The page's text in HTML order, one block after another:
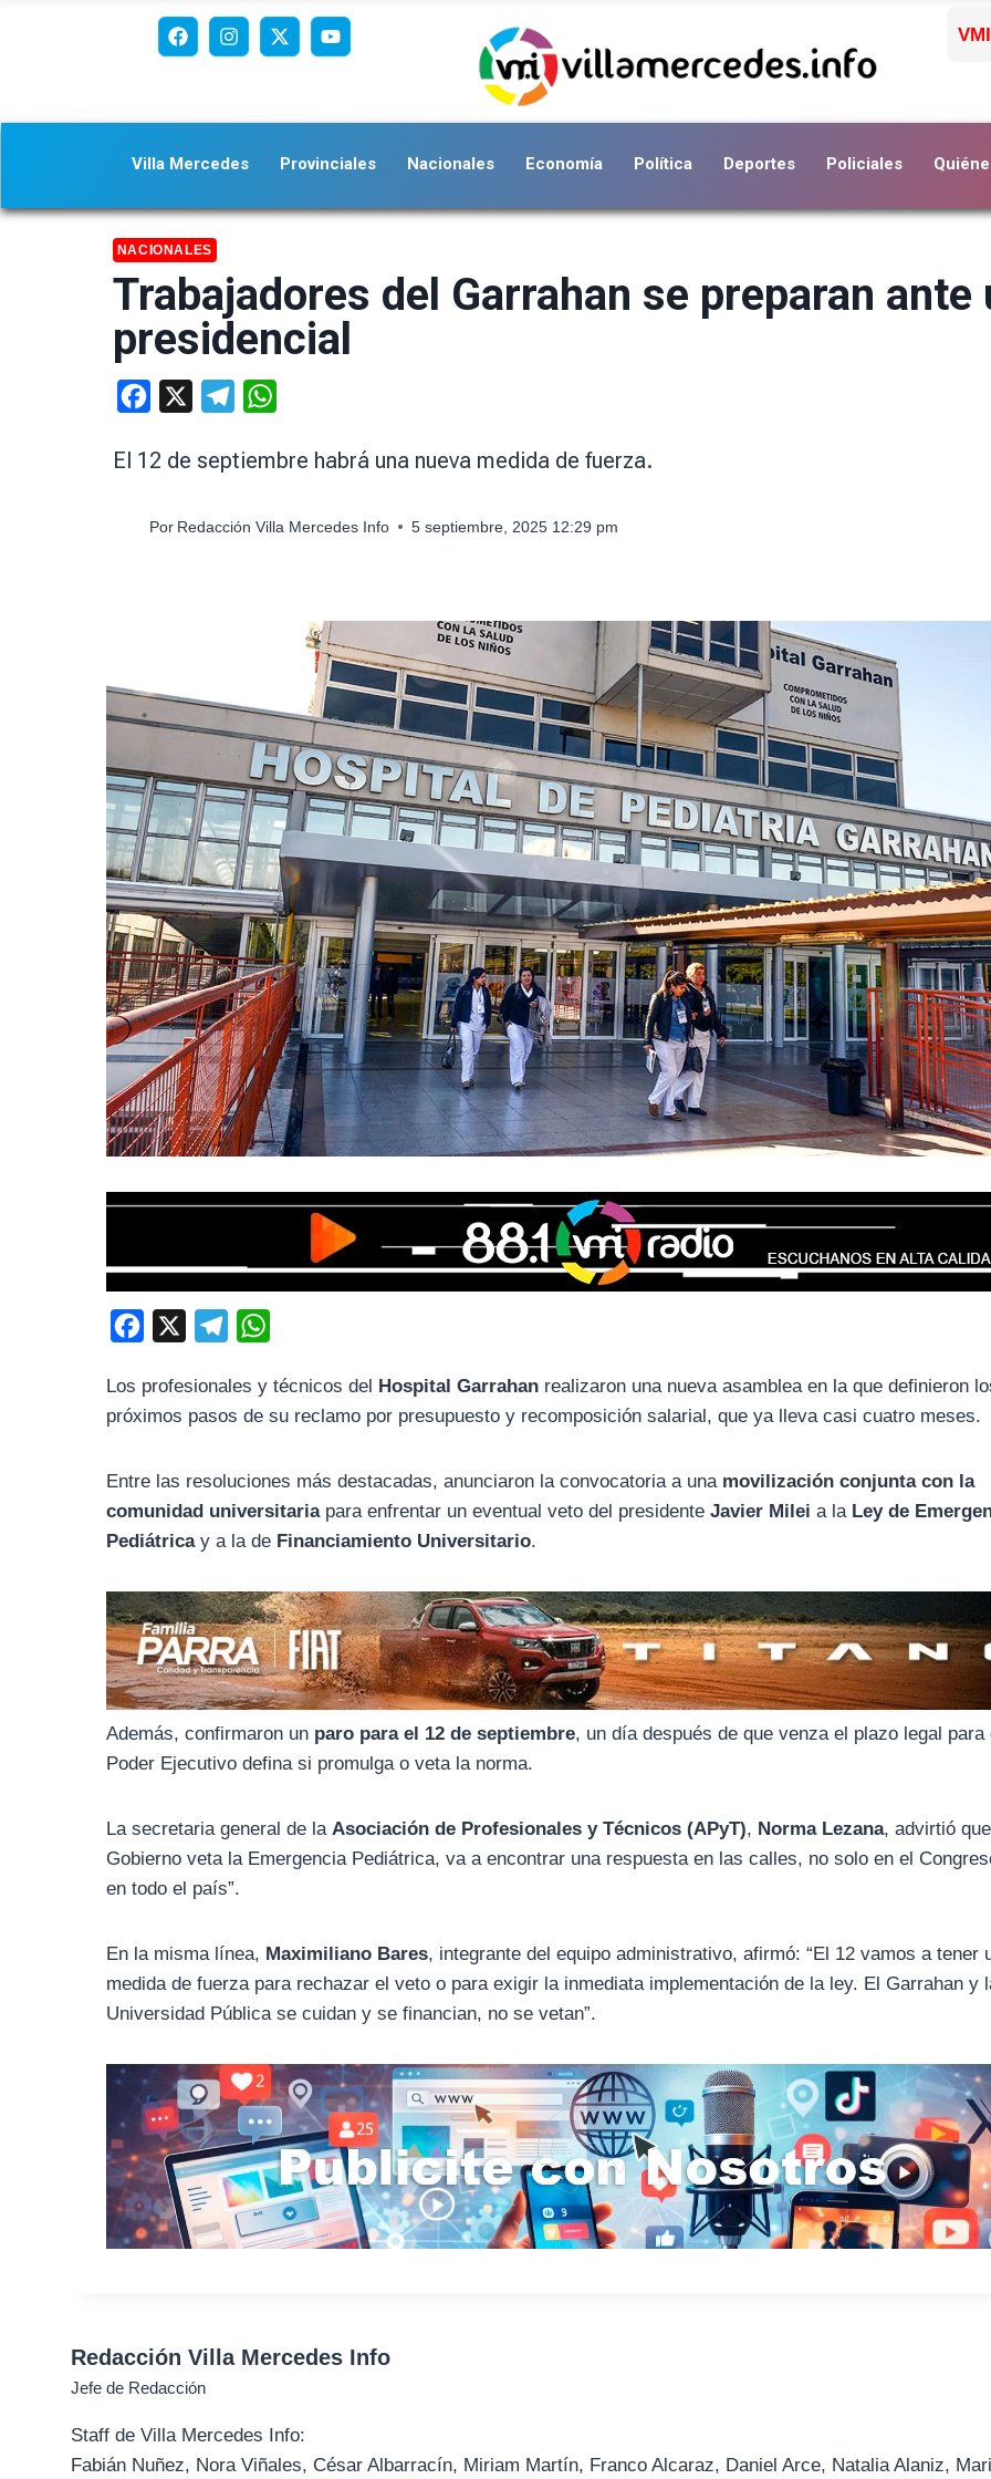
Villa Mercedes Provinciales Nacionales Economía Política Deportes Policiales
NACIONALES
Trabajadores del Garrahan se preparan
presidencial
Facebook Telegram
El 12 de septiembre habrá una nueva medida de fuerza.
Por Redacción Villa Mercedes Info 5 septiembre, 2025 12:29 pm
c
e
o
l
e
r
a
t
A
Los profesionales y técnicos del Hospital Garrahan realizaron una nueva asamblea en la que definieron
próximos pasos de su reclamo por presupuesto y recomposición salarial, que ya lleva casi cuatro meses.
Entre las resoluciones más destacadas, anunciaron la convocatoria a una movilización conjunta con la
comunidad universitariapara enfrentar un eventual veto del presidenteJavier Milei a la Ley de
Pediátricay a la de Financiamiento Universitario.
Además, confirmaron un paro para el 12 de septiembre, un día después de que venza el plazo legal para
Poder Ejecutivo defina si promulga o veta la norma.
La secretaria general de la Asociación de Profesionales y Técnicos (APyT), Norma Lezana, advirtió
Gobierno veta la Emergencia Pediátrica, va a encontrar una respuesta en las calles, no solo en el
en todo el país”.
En la misma línea, Maximiliano Bares, integrante del equipo administrativo, afirmó: “El 12 vamos a tener
medida de fuerza para rechazar el veto o para exigir la inmediata implementación de la ley. El Garrahan y
Universidad Pública se cuidan y se financian, no se vetan”.
Redacción Villa Mercedes Info
Jefe de Redacción
Staff de Villa Mercedes Info:
Fabián Nuñez, Nora Viñales, César Albarracín, Miriam Martín, Franco Alcaraz, Daniel Arce, Natalia Alaniz,